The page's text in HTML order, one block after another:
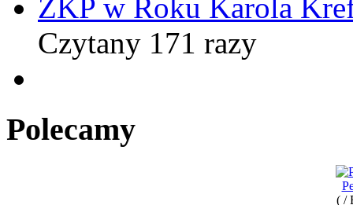
ZKP w Roku Karola
Czytany 171 razy
Polecamy
( /